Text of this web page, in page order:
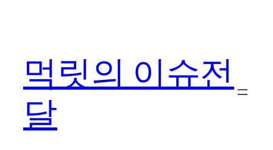
먹릿의 이슈전
달